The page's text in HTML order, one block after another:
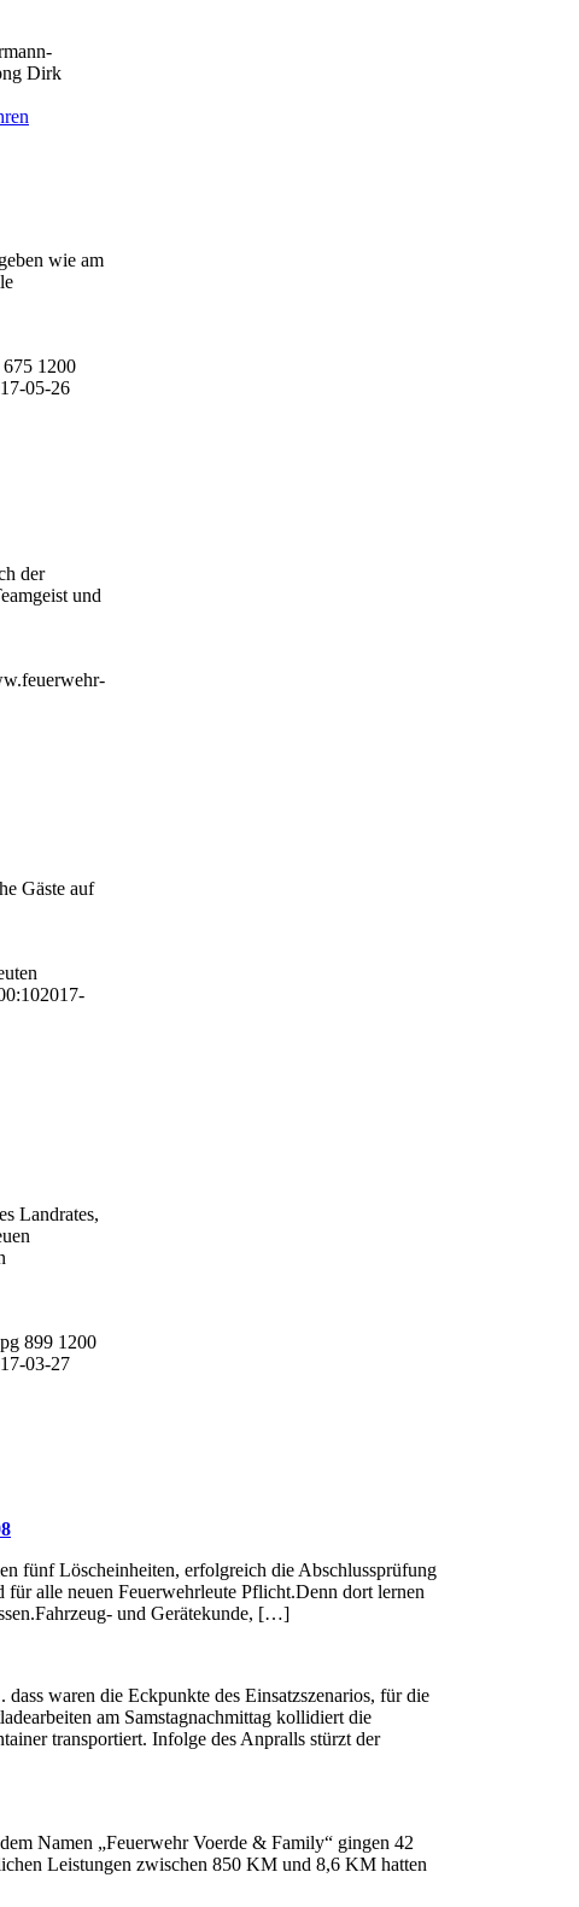
Dirk
wie am
675 1200
05-26
der
und
Gäste auf
2017-
Landrates,
899 1200
03-27
fünf Löscheinheiten, erfolgreich die Abschlussprüfung
alle neuen Feuerwehrleute Pflicht.Denn dort lernen
und Gerätekunde, […]
waren die Eckpunkte des Einsatzszenarios, für die
am Samstagnachmittag kollidiert die
transportiert. Infolge des Anpralls stürzt der
Namen „Feuerwehr Voerde & Family“ gingen 42
Leistungen zwischen 850 KM und 8,6 KM hatten